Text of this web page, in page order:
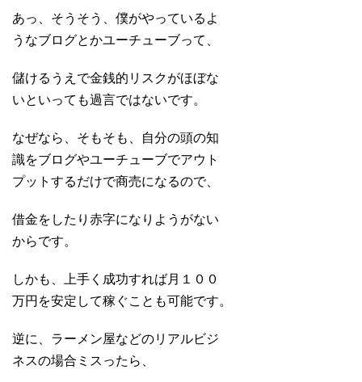
あっ、そうそう、僕がやっているよ
うなブログとかユーチューブって、
儲けるうえで金銭的リスクがほぼな
いといっても過言ではないです。
なぜなら、そもそも、自分の頭の知
識をブログやユーチューブでアウト
プットするだけで商売になるので、
借金をしたり赤字になりようがない
からです。
しかも、上手く成功すれば月１００
万円を安定して稼ぐことも可能です。
逆に、ラーメン屋などのリアルビジ
ネスの場合ミスったら、